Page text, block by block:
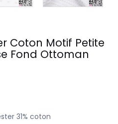
Coton Motif Petite
Fond Ottoman
31% coton